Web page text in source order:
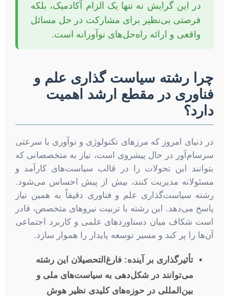
در این گرایش نه تنها یک الزام آکادمیک، بلکه
فرصتی بی‌نظیر برای مشارکت در حل مسائل
واقعی و ارائه راه‌حل‌های نوآورانه است.
چرا رشته سیاست گذاری علم و
فناوری در مقطع ارشد اهمیت
دارد؟
در دنیای امروز که مرزهای تکنولوژی و نوآوری با سرعتی
سرسام‌آور در حال پیشروی است، نیاز به متخصصانی که
بتوانند این تحولات را در قالب سیاست‌های کارآمد و
مسئولانه مدیریت کنند، بیش از پیش احساس می‌شود.
رشته سیاست‌گذاری علم و فناوری دقیقاً به همین نیاز
پاسخ می‌دهد. این رشته با تربیت نیروهای متخصص، قادر
است شکاف میان دستاوردهای علمی و کاربرد اجتماعی
آن‌ها را پر کند و مسیر توسعه پایدار را هموار سازد.
تأثیرگذاری بر آینده: فارغ‌التحصیلان این رشته
می‌توانند در شکل‌دهی به سیاست‌های ملی و
بین‌المللی در حوزه‌های کلیدی نظیر هوش